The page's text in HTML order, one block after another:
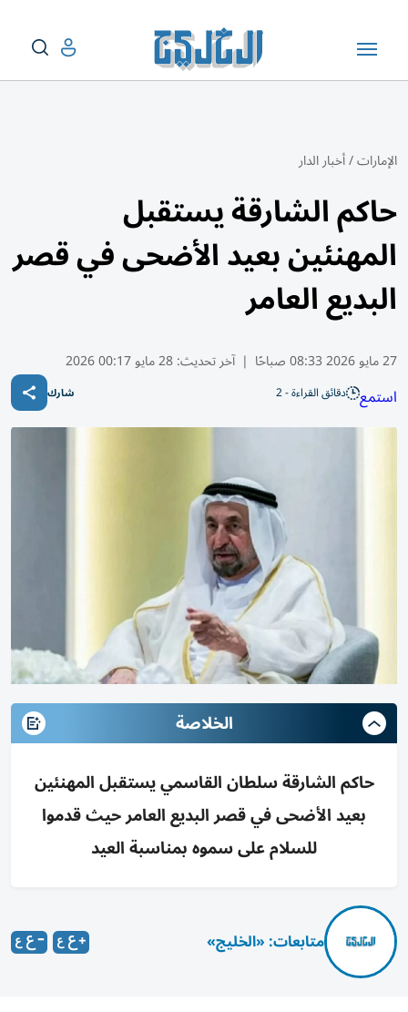
الإمارات/أخبار الدار
حاكم الشارقة يستقبل
المهنئين بعيد الأضحى في قصر
البديع العامر
27 مايو 2026 08:33 صباحًا | آخر تحديث:28 مايو 00:17 2026
استمع دقائق القراءة - 2 شارك
الخلاصة
حاكم الشارقة سلطان القاسمي يستقبل المهنئين
بعيد الأضحى في قصر البديع العامر حيث قدموا
للسلام على سموه بمناسبة العيد
متابعات: «الخليج»